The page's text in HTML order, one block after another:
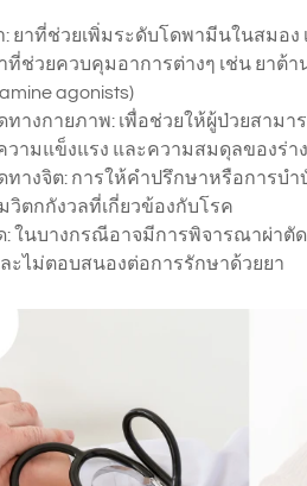
: ยาที่ช่วยเพิ่มระดับโดพามีนในสมอง
ที่ช่วยควบคุมอาการต่างๆ เช่น ยาต้า
agonists)
ทางกายภาพ: เพื่อช่วยให้ผู้ป่วยสาม
วามแข็งแรง และความสมดุลของร่า
ทางจิต: การให้คำปรึกษาหรือการบ
วิตกกังวลที่เกี่ยวข้องกับโรค
: ในบางกรณีอาจมีการพิจารณาผ่าตั
ะไม่ตอบสนองต่อการรักษาด้วยยา